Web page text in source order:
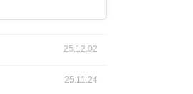
25.12.02
25.11.24